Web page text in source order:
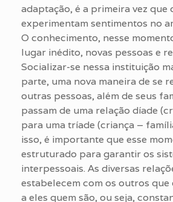
adaptação, é a primeira vez que
experimentam sentimentos no
O conhecimento, nesse
lugar inédito, novas pessoas e
Socializar-se nessa instituição
parte, uma nova maneira de se
outras pessoas, além de seus
passam de uma relação díade
para uma tríade (criança –
isso, é importante que esse
estruturado para garantir os
interpessoais. As diversas
estabelecem com os outros que
a eles quem são, ou seja,